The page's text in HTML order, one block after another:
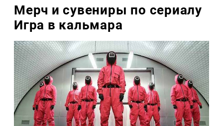
Мерч и сувениры по сериалу
Игра в кальмара